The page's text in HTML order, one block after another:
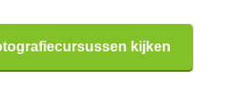
kijken